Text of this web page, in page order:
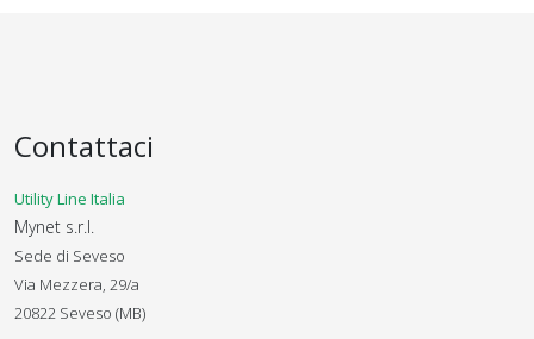
Contattaci
Utility Line Italia
Mynet s.r.l.
Sede di Seveso
Via Mezzera, 29/a
20822 Seveso (MB)